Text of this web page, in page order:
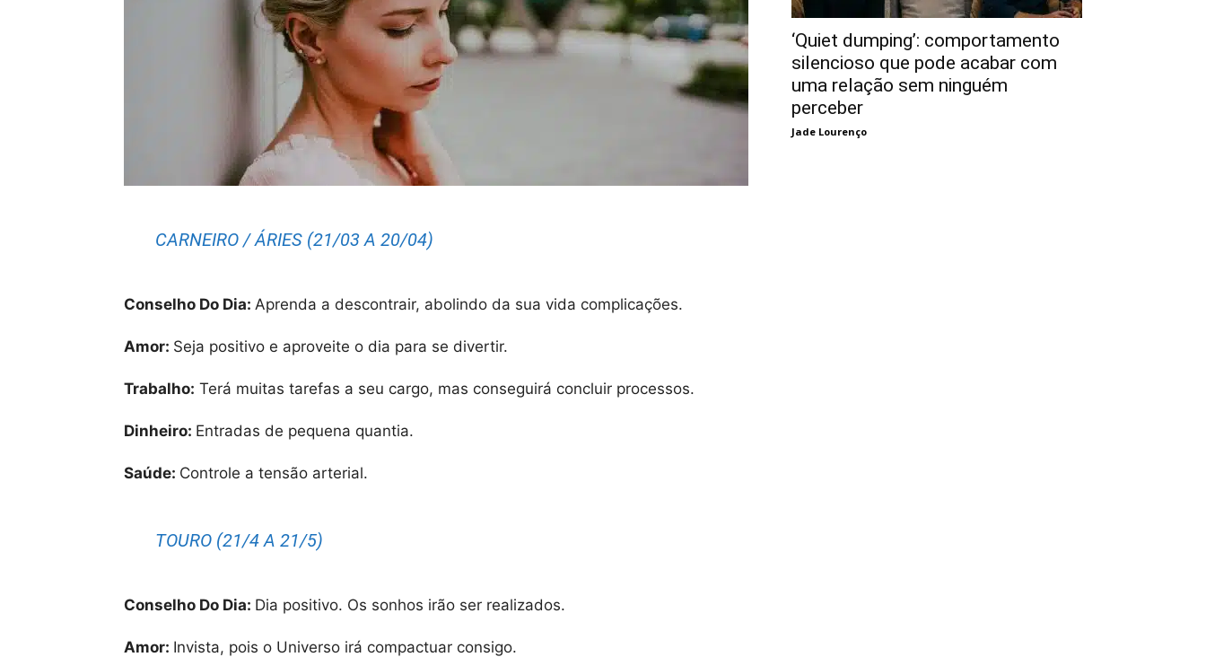
CARNEIRO / ÁRIES (21/03 A 20/04)
Conselho Do Dia: Aprenda a descontrair, abolindo da sua vida complicações.
Amor: Seja positivo e aproveite o dia para se divertir.
Trabalho: Terá muitas tarefas a seu cargo, mas conseguirá concluir processos.
Dinheiro: Entradas de pequena quantia.
Saúde: Controle a tensão arterial.
TOURO (21/4 A 21/5)
Conselho Do Dia: Dia positivo. Os sonhos irão ser realizados.
Amor: Invista, pois o Universo irá compactuar consigo.
‘Quiet dumping’: comportamento
silencioso que pode acabar com
uma relação sem ninguém
perceber
Jade Lourenço